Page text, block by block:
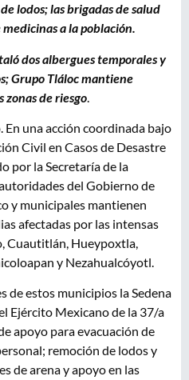
lodos; las brigadas de salud
a la población.
dos albergues temporales y
Grupo Tláloc mantiene
de riesgo
una acción coordinada bajo
Civil en Casos de Desastre
por la Secretaría de la
del Gobierno de
y municipales mantienen
afectadas por las intensas
Cuautitlán, Hueypoxtla,
y Nezahualcóyotl.
de estos municipios la Sedena
Ejército Mexicano de la 37/a
apoyo para evacuación de
remoción de lodos y
de arena y apoyo en las